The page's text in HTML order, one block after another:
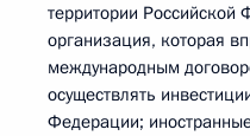
территории
организация, которая
международным
осуществлять
Федерации; иностранные